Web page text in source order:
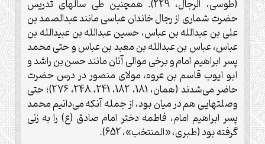
(طوسی، الرجال، 229). همچنين طی سالهای تدريس
حضرت شماری از رجال خاندان عباسی مانند عبدالصمد بن
علی بن عبدالله بن عباس، حسين عبدالله بن عبيدالله بن
عباس، عباس بن عبدالله بن معبد بن عباس و حتى محمد
پسر ابراهيم امام و برخی موالی آنان مانند حسن بن راشد و
ابو ايوب قاسم بن عروه، مولای منصور در درس حضرت
حاضر می‌شدند (همان، 181، 182، 241، 248، 276)؛ حتى
وصلتهايی هم در ميان بود، از جمله آنکه می‌دانيم محمد
پسر ابراهيم امام، فاطمه دختر امام صادق (ع) را به زنی
گرفته بود (طبری، «المنتخب»، 652).